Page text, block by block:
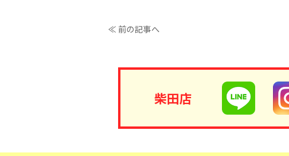
≪ 前の記事へ
柴田店